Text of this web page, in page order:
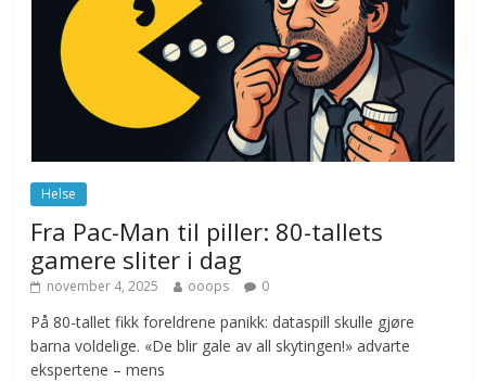
Drone stopper flytrafikken i Stockholm,
ekspert mistenker MDG
november 6, 2025 No Comments
Norge innfører nullvisjon for nedbør
juni 23, 2026 No Comments
Helse
Fra Pac-Man til piller: 80-tallets
gamere sliter i dag
november 4, 2025 ooops 0
På 80-tallet fikk foreldrene panikk: dataspill skulle gjøre
barna voldelige. «De blir gale av all skytingen!» advarte
ekspertene – mens